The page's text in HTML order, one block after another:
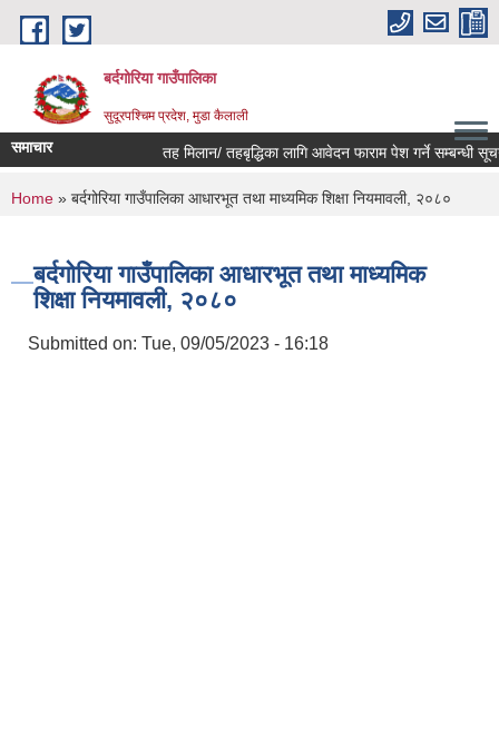
Skip to main content
बर्दगोरिया गाउँपालिका
सुदूरपश्चिम प्रदेश, मुडा कैलाली
समाचार तह मिलान/ तहबृद्धिका लागि आवेदन फाराम पेश गर्ने सम्बन्धी
You are here
Home » बर्दगोरिया गाउँपालिका आधारभूत तथा माध्यमिक शिक्षा नियमावली, २०८०
बर्दगोरिया गाउँपालिका आधारभूत तथा माध्यमिक
शिक्षा नियमावली, २०८०
Submitted on: Tue, 09/05/2023 - 16:18